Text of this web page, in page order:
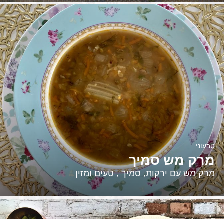
מרק מש סמיך
טבעוני
מרק מש עם ירקות, סמיך , טעים ומזין